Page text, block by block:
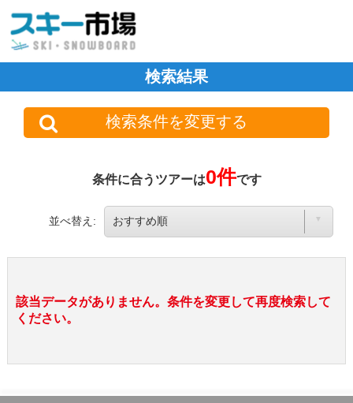
検索結果
検索条件を変更する
条件に合うツアーは0件です
並べ替え:
該当データがありません。条件を変更して再度検索して
ください。